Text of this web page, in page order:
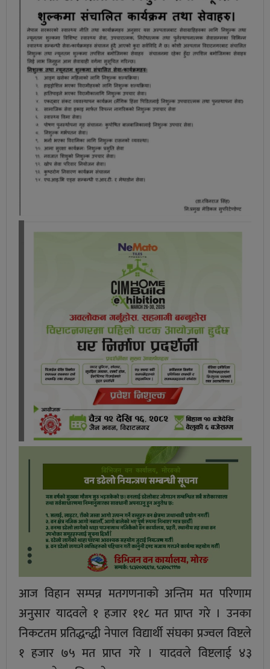
आज विहान सम्पन्न मतगणनाको अन्तिम मत परिणाम
अनुसार यादवले १ हजार ११८ मत प्राप्त गरे । उनका
निकटतम प्रतिद्धन्द्धी नेपाल विद्यार्थी संघका प्रज्वल विष्टले
१ हजार ७५ मत प्राप्त गरे । यादवले विष्टलाई ४३